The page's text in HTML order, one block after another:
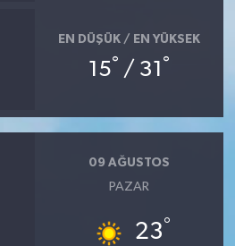
EN DÜŞÜK / EN YÜKSEK
15° / 31 °
09 AĞUSTOS
PAZAR
23°